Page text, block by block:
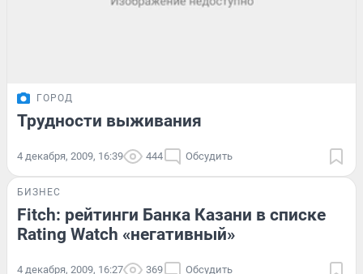
ГОРОД
Трудности выживания
4 декабря, 2009, 16:39 444 Обсудить
БИЗНЕС
Fitch: рейтинги Банка Казани в списке
Rating Watch «негативный»
4 декабря, 2009, 16:27 369 Обсудить